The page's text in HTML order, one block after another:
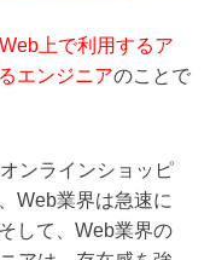
Web上で利用するア
エンジニアのことで
ンラインショッピ
Web業界は急速に
して、Web業界の